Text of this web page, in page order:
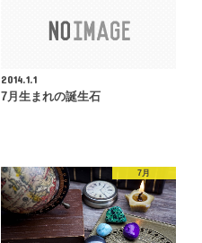
2014.1.1
7月生まれの誕生石
7月